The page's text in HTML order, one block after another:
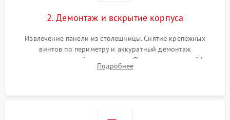
2. Демонтаж и вскрытие корпуса
Извлечение панели из столешницы. Снятие крепежных
винтов по периметру и аккуратный демонтаж
стеклокерамической поверхности. Отсоединение шлейфов
сенсорного блока для доступа к силовым платам, катушкам
Подробнее